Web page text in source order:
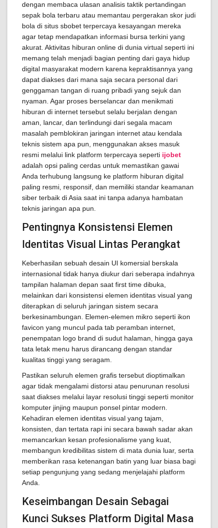
dengan membaca ulasan analisis taktik pertandingan
sepak bola terbaru atau memantau pergerakan skor judi
bola di situs sbobet terpercaya kesayangan mereka
agar tetap mendapatkan informasi bursa terkini yang
akurat. Aktivitas hiburan online di dunia virtual seperti ini
memang telah menjadi bagian penting dari gaya hidup
digital masyarakat modern karena kepraktisannya yang
dapat diakses dari mana saja secara personal dari
genggaman tangan di ruang pribadi yang sejuk dan
nyaman. Agar proses berselancar dan menikmati
hiburan di internet tersebut selalu berjalan dengan
aman, lancar, dan terlindungi dari segala macam
masalah pemblokiran jaringan internet atau kendala
teknis sistem apa pun, menggunakan akses masuk
resmi melalui link platform terpercaya seperti ijobet
adalah opsi paling cerdas untuk memastikan gawai
Anda terhubung langsung ke platform hiburan digital
paling resmi, responsif, dan memiliki standar keamanan
siber terbaik di Asia saat ini tanpa adanya hambatan
teknis jaringan apa pun.
Pentingnya Konsistensi Elemen
Identitas Visual Lintas Perangkat
Keberhasilan sebuah desain UI komersial berskala
internasional tidak hanya diukur dari seberapa indahnya
tampilan halaman depan saat first time dibuka,
melainkan dari konsistensi elemen identitas visual yang
diterapkan di seluruh jaringan sistem secara
berkesinambungan. Elemen-elemen mikro seperti ikon
favicon yang muncul pada tab peramban internet,
penempatan logo brand di sudut halaman, hingga gaya
tata letak menu harus dirancang dengan standar
kualitas tinggi yang seragam.
Pastikan seluruh elemen grafis tersebut dioptimalkan
agar tidak mengalami distorsi atau penurunan resolusi
saat diakses melalui layar resolusi tinggi seperti monitor
komputer jinjing maupun ponsel pintar modern.
Kehadiran elemen identitas visual yang tajam,
konsisten, dan tertata rapi ini secara bawah sadar akan
memancarkan kesan profesionalisme yang kuat,
membangun kredibilitas sistem di mata dunia luar, serta
memberikan rasa ketenangan batin yang luar biasa bagi
setiap pengunjung yang sedang menjelajahi platform
Anda.
Keseimbangan Desain Sebagai
Kunci Sukses Platform Digital Masa